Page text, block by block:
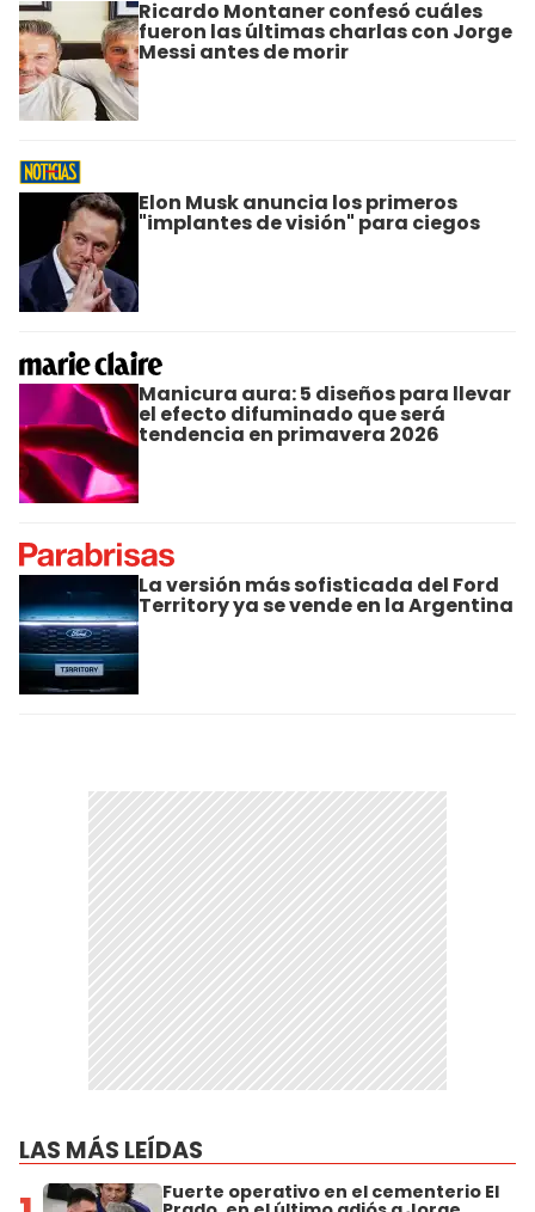
Ricardo Montaner confesó cuáles
fueron las últimas charlas con Jorge
Messi antes de morir
Elon Musk anuncia los primeros
"implantes de visión" para ciegos
Manicura aura: 5 diseños para llevar
el efecto difuminado que será
tendencia en primavera 2026
La versión más sofisticada del Ford
Territory ya se vende en la Argentina
LAS MÁS LEÍDAS
Fuerte operativo en el cementerio El